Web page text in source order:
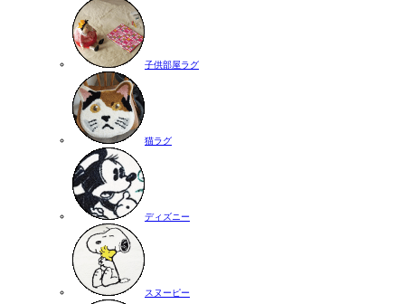
子供部屋ラグ
猫ラグ
ディズニー
スヌーピー